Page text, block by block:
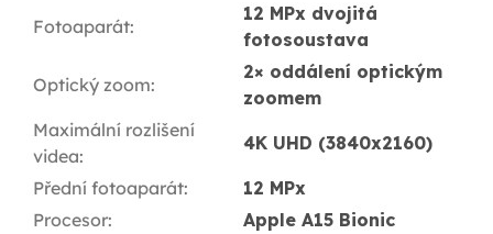
Fotoaparát:
12 MPx dvojitá
fotosoustava
Optický zoom:
2× oddálení optickým
zoomem
Maximální rozlišení
videa:
4K UHD (3840x2160)
Přední fotoaparát:
12 MPx
Procesor:
Apple A15 Bionic